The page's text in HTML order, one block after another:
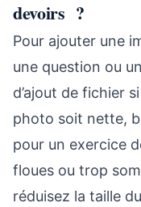
devoirs ?
Pour ajouter une
une question ou
d’ajout de fichier
photo soit nette,
pour un exercice
floues ou trop
réduisez la taille